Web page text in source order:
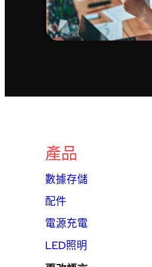
產品
數據存儲
配件
電源充電
LED照明